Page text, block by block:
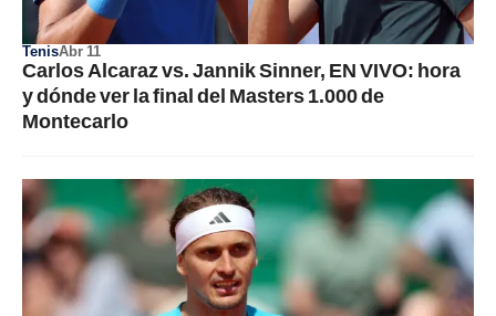
TenisAbr 11
Carlos Alcaraz vs. Jannik Sinner, EN VIVO: hora
y dónde ver la final del Masters 1.000 de
Montecarlo